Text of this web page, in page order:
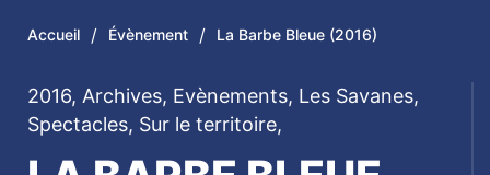
Accueil / Évènement / La Barbe Bleue (2016)
2016, Archives, Evènements, Les Savanes,
Spectacles, Sur le territoire,